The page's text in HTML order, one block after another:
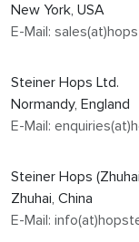
New York, USA
E-Mail:
Steiner Hops Ltd.
Normandy, England
E-Mail:
Steiner Hops
Zhuhai, China
E-Mail: